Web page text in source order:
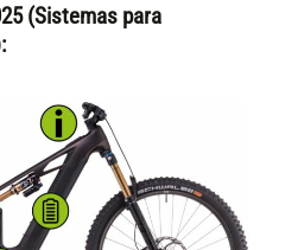
(Sistemas para